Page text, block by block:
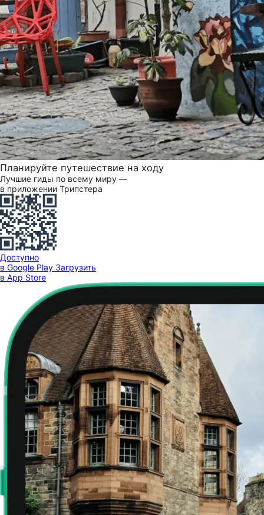
Планируйте путешествие на ходу
Лучшие гиды по всему миру —
в приложении Трипстера
Доступно
в Google Play Загрузить
в App Store